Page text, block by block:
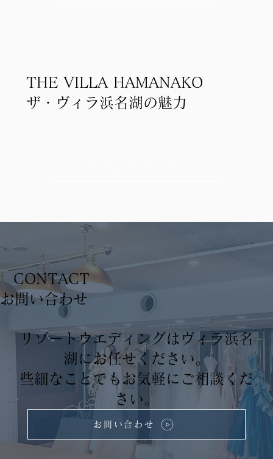
THE VILLA HAMANAKO
ザ・ヴィラ浜名湖の魅力
リゾートウエディングはヴィラ浜名
湖にお任せください。
些細なことでもお気軽にご相談くだ
さい。
CONTACT
お問い合わせ
​お問い合わせ